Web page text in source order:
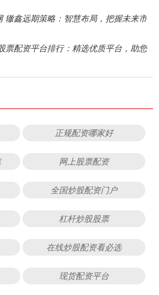
辙鑫远期策略：智慧布局，把握未来市
票配资平台排行：精选优质平台，助您
正规配资哪家好
网上股票配资
全国炒股配资门户
杠杆炒股股票
在线炒股配资看必选
现货配资平台